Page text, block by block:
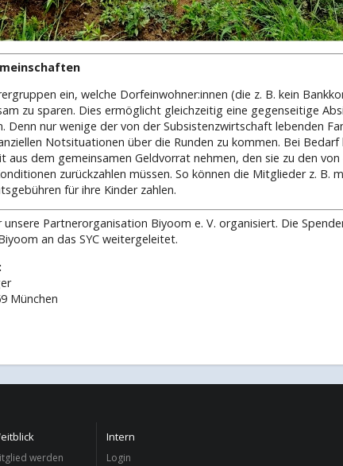
ein, welche Dorfeinwohner:innen (die z. B. kein
zu sparen. Dies ermöglicht gleichzeitig eine gegenseitige
Denn nur wenige der von der Subsistenzwirtschaft lebenden
Notsituationen über die Runden zu kommen. Bei Bedarf
aus dem gemeinsamen Geldvorrat nehmen, den sie zu den von
zurückzahlen müssen. So können die Mitglieder z. B.
für ihre Kinder zahlen.
Partnerorganisation Biyoom e. V. organisiert. Die
an das SYC weitergeleitet.
München
werden
Intern
Login